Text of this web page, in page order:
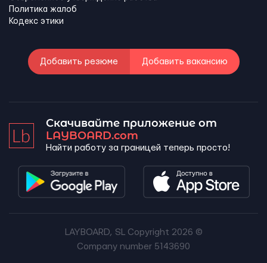
Политика жалоб
Кодекс этики
Добавить резюме Добавить вакансию
Скачивайте приложение от
LAYBOARD.com
Найти работу за границей теперь просто!
LAYBOARD, SL Copyright 2026 ©
Company number 5143690